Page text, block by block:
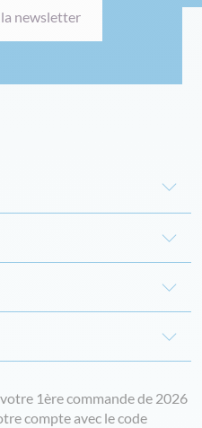
newsletter
1ère commande de 2026
compte avec le code